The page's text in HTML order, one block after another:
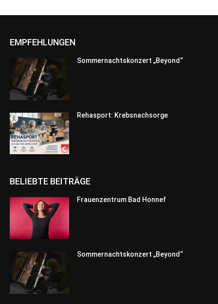
EMPFEHLUNGEN
Sommernachtskonzert „Beyond“
Rehasport: Krebsnachsorge
BELIEBTE BEITRÄGE
Frauenzentrum Bad Honnef
Sommernachtskonzert „Beyond“